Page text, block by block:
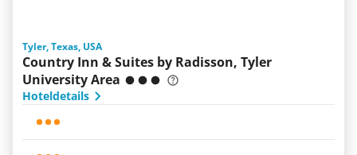
Tyler, Texas, USA
Country Inn & Suites by Radisson, Tyler
University Area
Hoteldetails